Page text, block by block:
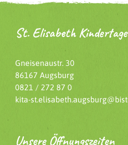
St. Elisabeth
Gneisenaustr. 30
86167 Augsburg
0821 / 272 87 0
kita-
Unsere Öffnungszeiten